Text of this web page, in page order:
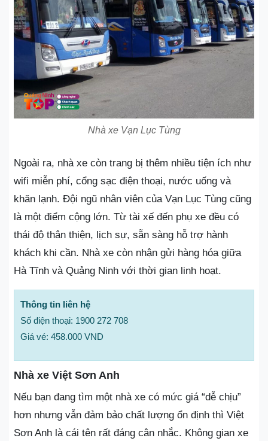
Nhà xe Vạn Lục Tùng
Ngoài ra, nhà xe còn trang bị thêm nhiều tiện ích như
wifi miễn phí, cổng sạc điện thoại, nước uống và
khăn lạnh. Đội ngũ nhân viên của Vạn Lục Tùng cũng
là một điểm cộng lớn. Từ tài xế đến phụ xe đều có
thái độ thân thiện, lịch sự, sẵn sàng hỗ trợ hành
khách khi cần. Nhà xe còn nhận gửi hàng hóa giữa
Hà Tĩnh và Quảng Ninh với thời gian linh hoạt.
Thông tin liên hệ
Số điện thoại: 1900 272 708
Giá vé: 458.000 VND
Nhà xe Việt Sơn Anh
Nếu bạn đang tìm một nhà xe có mức giá “dễ chịu”
hơn nhưng vẫn đảm bảo chất lượng ổn định thì Việt
Sơn Anh là cái tên rất đáng cân nhắc. Không gian xe